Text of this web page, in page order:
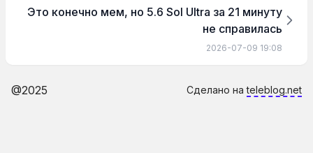
Это конечно мем, но 5.6 Sol Ultra за 21 минуту
не справилась
2026-07-09 19:08
@2025 Сделано наteleblog.net